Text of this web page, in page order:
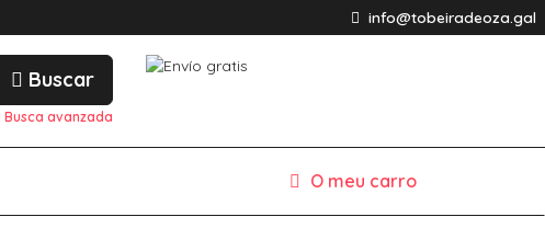
info@tobeiradeoza.gal
Buscar
Busca avanzada
O meu carro